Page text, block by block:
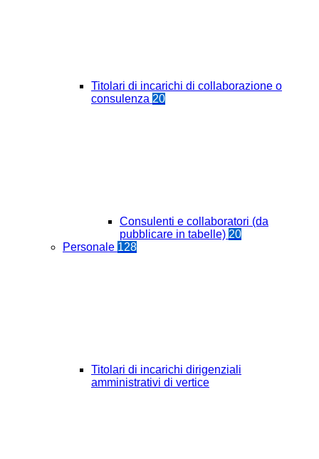
Titolari di incarichi di collaborazione o
consulenza 20
Consulenti e collaboratori (da
pubblicare in tabelle) 20
Personale 128
Titolari di incarichi dirigenziali
amministrativi di vertice